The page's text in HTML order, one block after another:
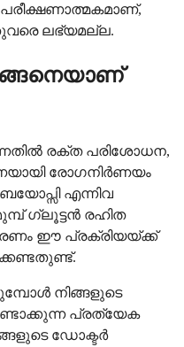
ലഭ്യമല്ല.
രക്ത പരിശോധന,
രോഗനിർണയം
എന്നിവ
ഗ്ലൂട്ടൻ രഹിത
ഈ പ്രക്രിയയ്ക്ക്
നിങ്ങളുടെ
പ്രത്യേക
ഡോക്ടർ